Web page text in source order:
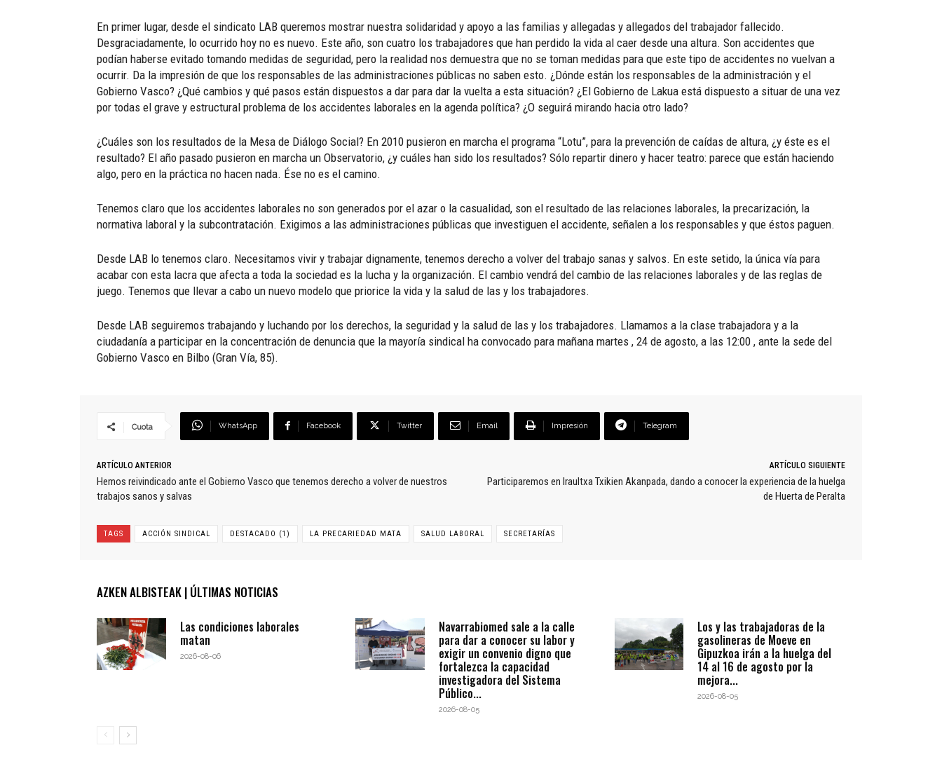
En primer lugar, desde el sindicato LAB queremos mostrar nuestra solidaridad y apoyo a las familias y allegadas y allegados del trabajador fallecido.
Desgraciadamente, lo ocurrido hoy no es nuevo. Este año, son cuatro los trabajadores que han perdido la vida al caer desde una altura. Son accidentes que
podían haberse evitado tomando medidas de seguridad, pero la realidad nos demuestra que no se toman medidas para que este tipo de accidentes no vuelvan a
ocurrir. Da la impresión de que los responsables de las administraciones públicas no saben esto. ¿Dónde están los responsables de la administración y el
Gobierno Vasco? ¿Qué cambios y qué pasos están dispuestos a dar para dar la vuelta a esta situación? ¿El Gobierno de Lakua está dispuesto a situar de una vez
por todas el grave y estructural problema de los accidentes laborales en la agenda política? ¿O seguirá mirando hacia otro lado?
¿Cuáles son los resultados de la Mesa de Diálogo Social? En 2010 pusieron en marcha el programa “Lotu”, para la prevención de caídas de altura, ¿y éste es el
resultado? El año pasado pusieron en marcha un Observatorio, ¿y cuáles han sido los resultados? Sólo repartir dinero y hacer teatro: parece que están haciendo
algo, pero en la práctica no hacen nada. Ése no es el camino.
Tenemos claro que los accidentes laborales no son generados por el azar o la casualidad, son el resultado de las relaciones laborales, la precarización, la
normativa laboral y la subcontratación. Exigimos a las administraciones públicas que investiguen el accidente, señalen a los responsables y que éstos paguen.
Desde LAB lo tenemos claro. Necesitamos vivir y trabajar dignamente, tenemos derecho a volver del trabajo sanas y salvos. En este setido, la única vía para
acabar con esta lacra que afecta a toda la sociedad es la lucha y la organización. El cambio vendrá del cambio de las relaciones laborales y de las reglas de
juego. Tenemos que llevar a cabo un nuevo modelo que priorice la vida y la salud de las y los trabajadores.
Desde LAB seguiremos trabajando y luchando por los derechos, la seguridad y la salud de las y los trabajadores. Llamamos a la clase trabajadora y a la
ciudadanía a participar en la concentración de denuncia que la mayoría sindical ha convocado para mañana martes , 24 de agosto, a las 12:00 , ante la sede del
Gobierno Vasco en Bilbo (Gran Vía, 85).
Cuota WhatsApp Facebook Twitter Email Impresión Telegram
ARTÍCULO ANTERIOR
Hemos reivindicado ante el Gobierno Vasco que tenemos derecho a volver de nuestros
trabajos sanos y salvas
ARTÍCULO SIGUIENTE
Participaremos en Iraultxa Txikien Akanpada, dando a conocer la experiencia de la huelga
de Huerta de Peralta
TAGS ACCIÓN SINDICAL DESTACADO (1) LA PRECARIEDAD MATA SALUD LABORAL SECRETARÍAS
AZKEN ALBISTEAK | ÚLTIMAS NOTICIAS
Las condiciones laborales
matan
2026-08-06
Navarrabiomed sale a la calle
para dar a conocer su labor y
exigir un convenio digno que
fortalezca la capacidad
investigadora del Sistema
Público...
2026-08-05
Los y las trabajadoras de la
gasolineras de Moeve en
Gipuzkoa irán a la huelga del
14 al 16 de agosto por la
mejora...
2026-08-05